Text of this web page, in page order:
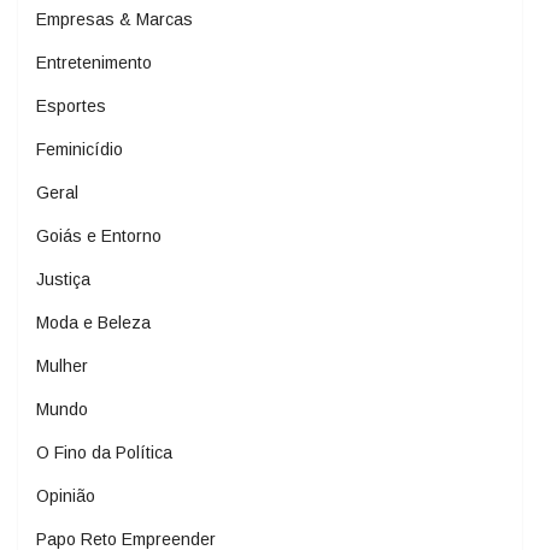
Empresas & Marcas
Entretenimento
Esportes
Feminicídio
Geral
Goiás e Entorno
Justiça
Moda e Beleza
Mulher
Mundo
O Fino da Política
Opinião
Papo Reto Empreender